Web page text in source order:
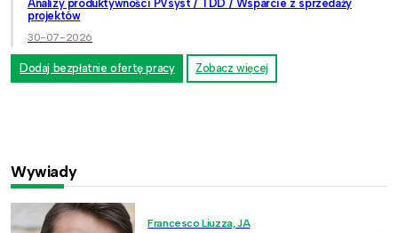
Analizy produktywności PVsyst / TDD / Wsparcie z sprzedaży
projektów
30-07-2026
Dodaj bezpłatnie ofertę pracy Zobacz więcej
Wywiady
Francesco Liuzza, JA